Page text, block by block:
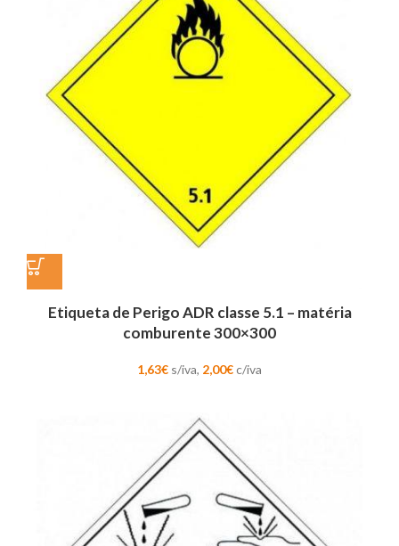
Etiqueta de Perigo ADR classe 5.1 – matéria
comburente 300×300
1,63€ s/iva, 2,00€c/iva